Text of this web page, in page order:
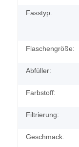
Fasstyp:
Flaschengröße:
Abfüller:
Farbstoff:
Filtrierung:
Geschmack: